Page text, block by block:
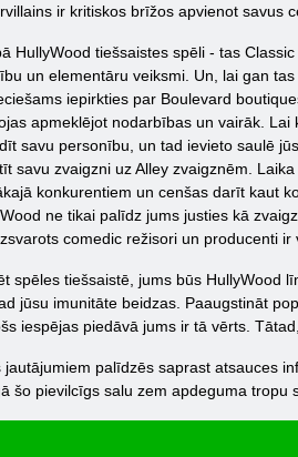
ir kritiskos brīžos apvienot savus
HullyWood tiešsaistes spēli - tas
un elementāru veiksmi. Un, lai gan
iepirkties par Boulevard
apmeklējot nodarbības un vairāk.
savu personību, un tad ievieto saulē
savu zvaigzni uz Alley zvaigznēm.
konkurentiem un cenšas darīt kaut
ne tikai palīdz jums justies kā
comedic režisori un producenti
spēles tiešsaistē, jums būs HullyWood
jūsu imunitāte beidzas. Paaugstināt
iespējas piedāvā jums ir tā vērts.
jautājumiem palīdzēs saprast atsauces
šo pievilcīgs salu zem apdeguma